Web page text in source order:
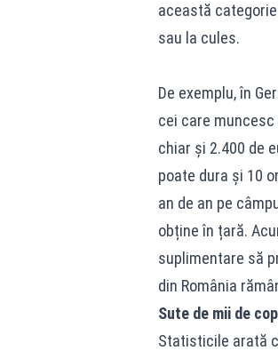
această
sau la cules.
De exemplu, în
cei care
chiar și 2.400 de
poate dura și 10
an de an pe
obține în țară.
suplimentare să
din România
Sute de mii de
Statisticile arată